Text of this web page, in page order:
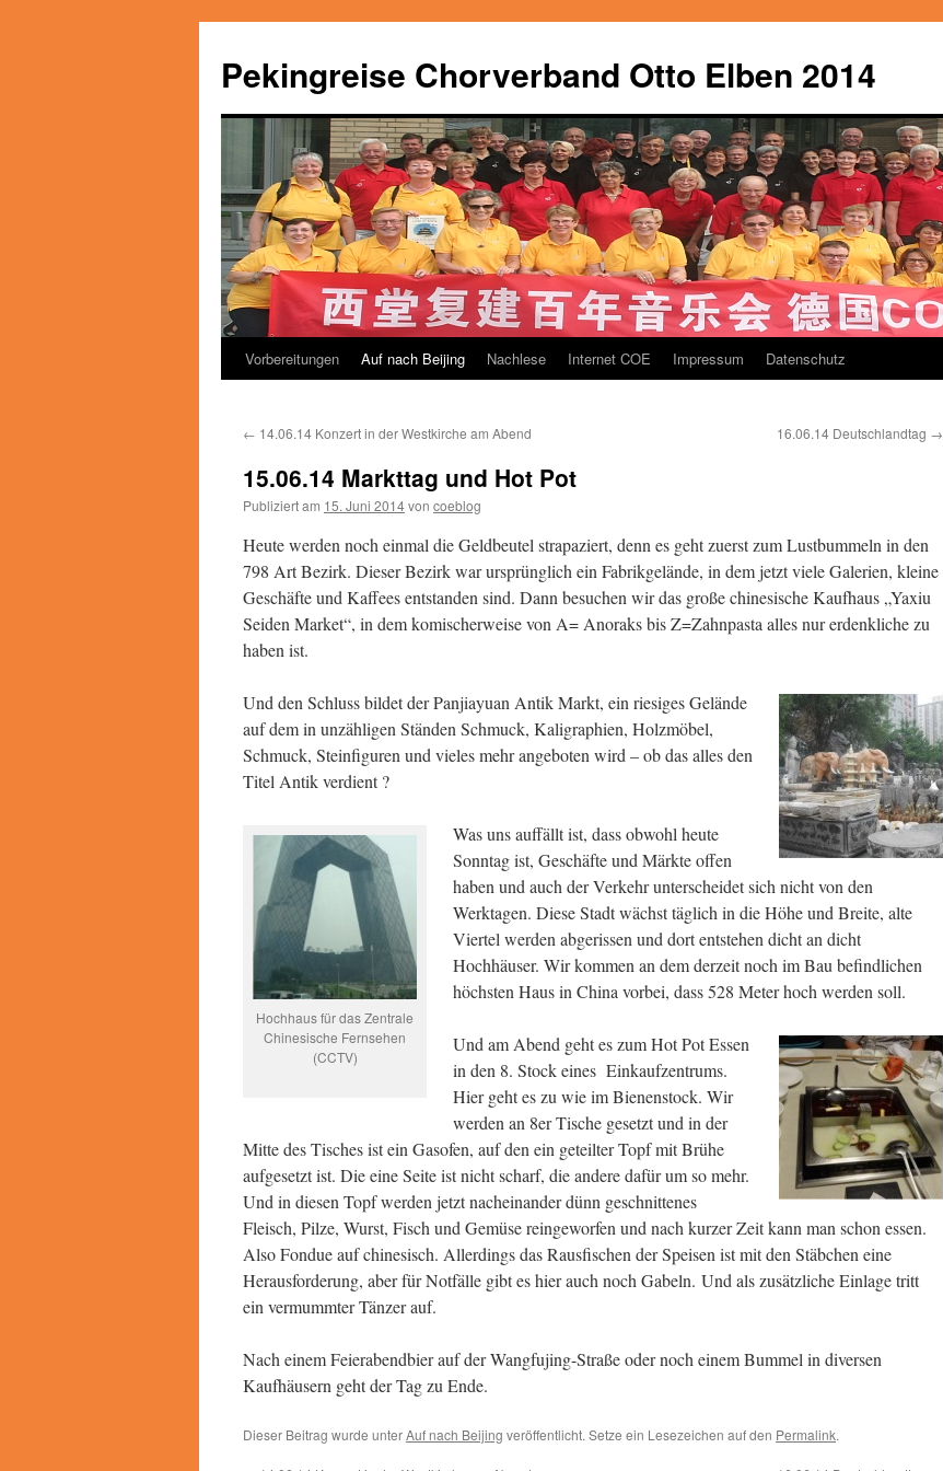
Pekingreise Chorverband Otto Elben 2014
Zum
springen
Vorbereitungen Auf nach Beijing Nachlese Internet COE Impressum Datenschutz
← 14.06.14 Konzert in der Westkirche am Abend 16.06.14 Deutschlandtag →
15.06.14 Markttag und Hot Pot
Publiziert am 15. Juni 2014von coeblog
Heute werden noch einmal die Geldbeutel strapaziert, denn es geht zuerst zum Lustbummeln in den
798 Art Bezirk. Dieser Bezirk war ursprünglich ein Fabrikgelände, in dem jetzt viele Galerien, kleine
Geschäfte und Kaffees entstanden sind. Dann besuchen wir das große chinesische Kaufhaus „Yaxiu
Seiden Market“, in dem komischerweise von A= Anoraks bis Z=Zahnpasta alles nur erdenkliche zu
haben ist.
Und den Schluss bildet der Panjiayuan Antik Markt, ein riesiges Gelände
auf dem in unzähligen Ständen Schmuck, Kaligraphien, Holzmöbel,
Schmuck, Steinfiguren und vieles mehr angeboten wird – ob das alles den
Titel Antik verdient ?
Hochhaus für das Zentrale
Chinesische Fernsehen
(CCTV)
Was uns auffällt ist, dass obwohl heute
Sonntag ist, Geschäfte und Märkte offen
haben und auch der Verkehr unterscheidet sich nicht von den
Werktagen. Diese Stadt wächst täglich in die Höhe und Breite, alte
Viertel werden abgerissen und dort entstehen dicht an dicht
Hochhäuser. Wir kommen an dem derzeit noch im Bau befindlichen
höchsten Haus in China vorbei, dass 528 Meter hoch werden soll.
Und am Abend geht es zum Hot Pot Essen
in den 8. Stock eines Einkaufzentrums.
Hier geht es zu wie im Bienenstock. Wir
werden an 8er Tische gesetzt und in der
Mitte des Tisches ist ein Gasofen, auf den ein geteilter Topf mit Brühe
aufgesetzt ist. Die eine Seite ist nicht scharf, die andere dafür um so mehr.
Und in diesen Topf werden jetzt nacheinander dünn geschnittenes
Fleisch, Pilze, Wurst, Fisch und Gemüse reingeworfen und nach kurzer Zeit kann man schon essen.
Also Fondue auf chinesisch. Allerdings das Rausfischen der Speisen ist mit den Stäbchen eine
Herausforderung, aber für Notfälle gibt es hier auch noch Gabeln. Und als zusätzliche Einlage tritt
ein vermummter Tänzer auf.
Nach einem Feierabendbier auf der Wangfujing-Straße oder noch einem Bummel in diversen
Kaufhäusern geht der Tag zu Ende.
Dieser Beitrag wurde unterAuf nach Beijing veröffentlicht. Setze ein Lesezeichen auf den Permalink.